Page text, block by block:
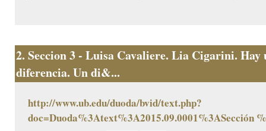
2. Seccion 3 - Luisa Cavaliere. Lia Cigarini. Hay
diferencia. Un di&...
http://www.ub.edu/duoda/bvid/text.php?
doc=Duoda%3Atext%3A2015.09.0001%3ASección